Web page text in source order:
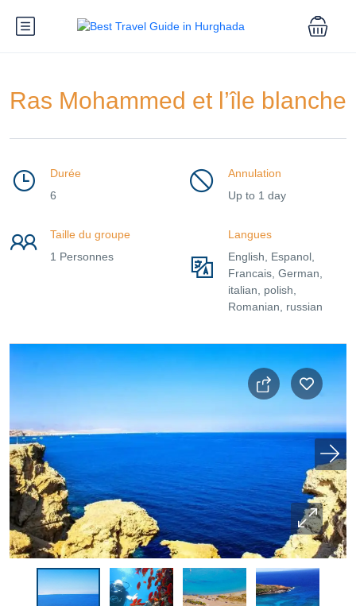
Ras Mohammed et l’île blanche
Durée
6
Annulation
Up to 1 day
Taille du groupe
1 Personnes
Langues
English, Espanol,
Francais, German,
italian, polish,
Romanian, russian